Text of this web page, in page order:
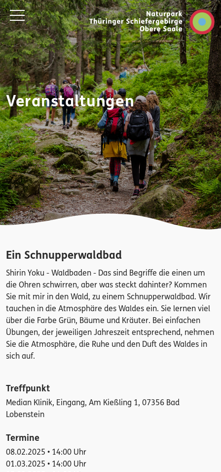
Veranstaltungen
Ein Schnupperwaldbad
Shirin Yoku - Waldbaden - Das sind Begriffe die einen um
die Ohren schwirren, aber was steckt dahinter? Kommen
Sie mit mir in den Wald, zu einem Schnupperwaldbad. Wir
tauchen in die Atmosphäre des Waldes ein. Sie lernen viel
über die Farbe Grün, Bäume und Kräuter. Bei einfachen
Übungen, der jeweiligen Jahreszeit entsprechend, nehmen
Sie die Atmosphäre, die Ruhe und den Duft des Waldes in
sich auf.
Treffpunkt
Median Klinik, Eingang, Am Kießling 1, 07356 Bad
Lobenstein
Termine
08.02.2025 • 14:00 Uhr
01.03.2025 • 14:00 Uhr